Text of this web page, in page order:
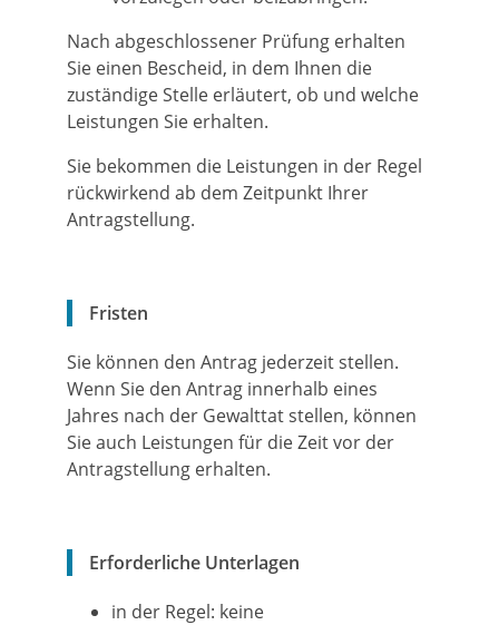
Nach abgeschlossener Prüfung erhalten
Sie einen Bescheid, in dem Ihnen die
zuständige Stelle erläutert, ob und welche
Leistungen Sie erhalten.
Sie bekommen die Leistungen in der Regel
rückwirkend ab dem Zeitpunkt Ihrer
Antragstellung.
Fristen
Sie können den Antrag jederzeit stellen.
Wenn Sie den Antrag innerhalb eines
Jahres nach der Gewalttat stellen, können
Sie auch Leistungen für die Zeit vor der
Antragstellung erhalten.
Erforderliche Unterlagen
in der Regel: keine